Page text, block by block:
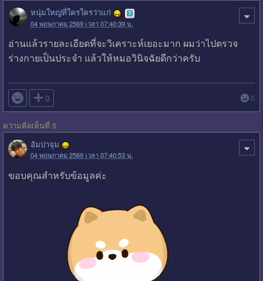
หนุ่มใหญ่ที่ใครใครว่าแก่
04 พฤษภาคม 2569 เวลา 07:40:39 น.
อ่านแล้วรายละเอียดที่จะวิเคราะห์เยอะมาก ผมว่าไปตรวจ
ร่างกายเป็นประจำ แล้วให้หมอวินิจฉัยดีกว่าครับ
 0 0
ความคิดเห็นที่ 5
อัมปาจุม
04 พฤษภาคม 2569 เวลา 07:40:53 น.
ขอบคุณสำหรับข้อมูลค่ะ